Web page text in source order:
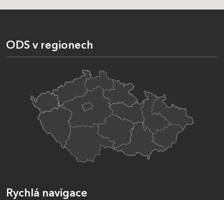
ODS v regionech
Rychlá navigace